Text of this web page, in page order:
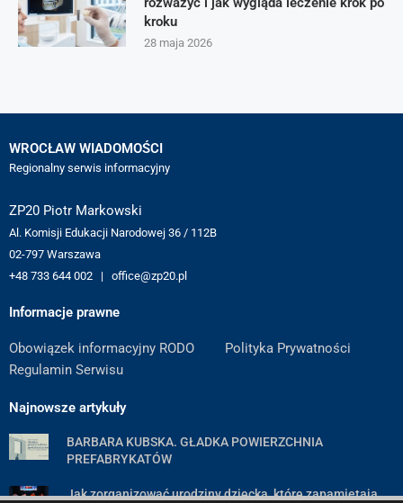
kroku
28 maja 2026
WROCŁAW WIADOMOŚCI
Regionalny serwis informacyjny
ZP20 Piotr Markowski
Al. Komisji Edukacji Narodowej 36 / 112B
02-797 Warszawa
+48 733 644 002 | office@zp20.pl
Informacje prawne
Obowiązek informacyjny RODO
Polityka Prywatności
Regulamin Serwisu
Najnowsze artykuły
BARBARA KUBSKA. GŁADKA POWIERZCHNIA
PREFABRYKATÓW
Jak zorganizować urodziny dziecka, które zapamiętają